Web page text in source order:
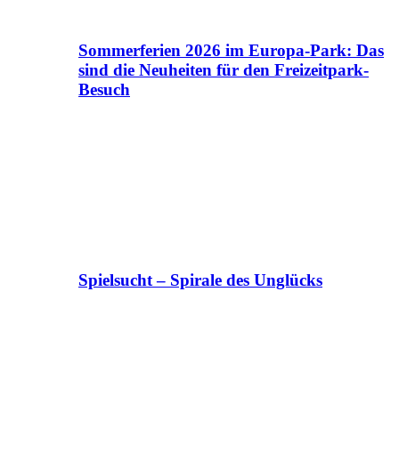
Sommerferien 2026 im Europa-Park: Das
sind die Neuheiten für den Freizeitpark-
Besuch
Spielsucht – Spirale des Unglücks